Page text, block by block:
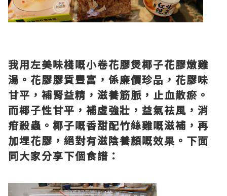
我用左美味棧嘅小卷花膠煲椰子花膠燉雞
湯。花膠膠質豐富，係廉價珍品，花膠味
甘平，補腎益精，滋養筋脈，止血散瘀。
而椰子性甘平，補虛強壯，益氣祛風，消
疳殺蟲。椰子嘅香甜配竹絲雞嘅滋補，再
加埋花膠，絕對有滋陰養顏嘅效果。下面
同大家分享下個食譜：